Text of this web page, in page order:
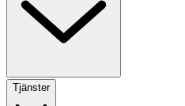
Tjänster